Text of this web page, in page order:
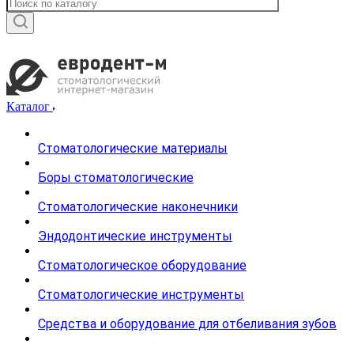
Каталог
Стоматологические материалы
Боры стоматологические
Стоматологические наконечники
Эндодонтические инструменты
Стоматологическое оборудование
Стоматологические инструменты
Средства и оборудование для отбеливания зубов